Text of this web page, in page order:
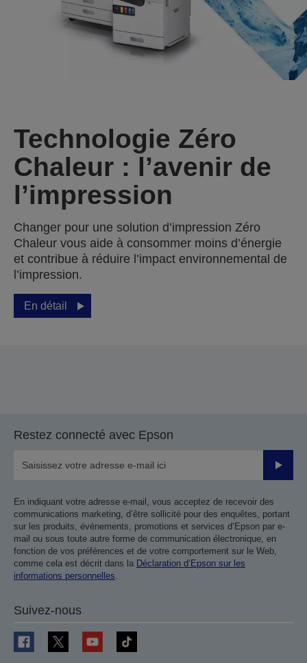
Technologie Zéro
Chaleur : l’avenir de
l’impression
Changer pour une solution d’impression Zéro
Chaleur vous aide à consommer moins d’énergie
et contribue à réduire l’impact environnemental de
l’impression.
En détail
Restez connecté avec Epson
Valider
En indiquant votre adresse e-mail, vous acceptez de recevoir des
communications marketing, d’être sollicité pour des enquêtes, portant
sur les produits, événements, promotions et services d’Epson par e-
mail ou sous toute autre forme de communication électronique, en
fonction de vos préférences et de votre comportement sur le Web,
comme cela est décrit dans la Déclaration d’Epson sur les
informations personnelles.
Suivez-nous